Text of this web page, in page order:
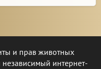
и прав животных
интернет-